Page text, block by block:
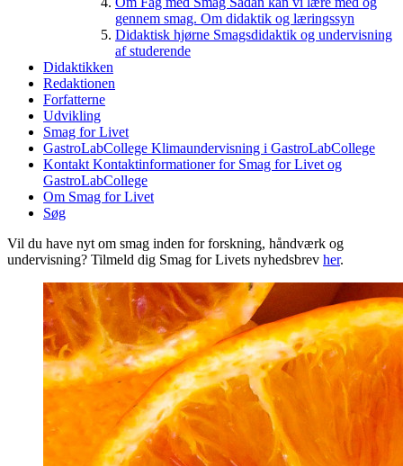
gennem smag. Om didaktik og læringssyn
Didaktisk hjørne Smagsdidaktik og undervisning
af studerende
Didaktikken
Redaktionen
Forfatterne
Udvikling
Smag for Livet
GastroLabCollege Klimaundervisning i GastroLabCollege
Kontakt Kontaktinformationer for Smag for Livet og
GastroLabCollege
Om Smag for Livet
Søg
Vil du have nyt om smag inden for forskning, håndværk og
undervisning? Tilmeld dig Smag for Livets nyhedsbrev her.